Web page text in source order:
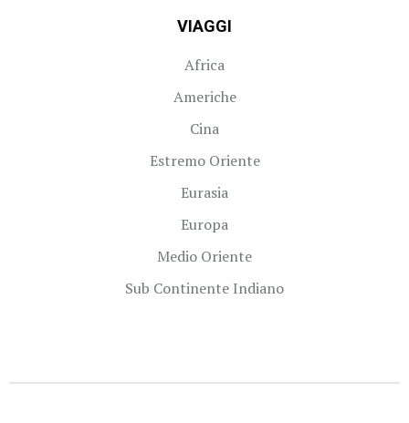
VIAGGI
Africa
Americhe
Cina
Estremo Oriente
Eurasia
Europa
Medio Oriente
Sub Continente Indiano